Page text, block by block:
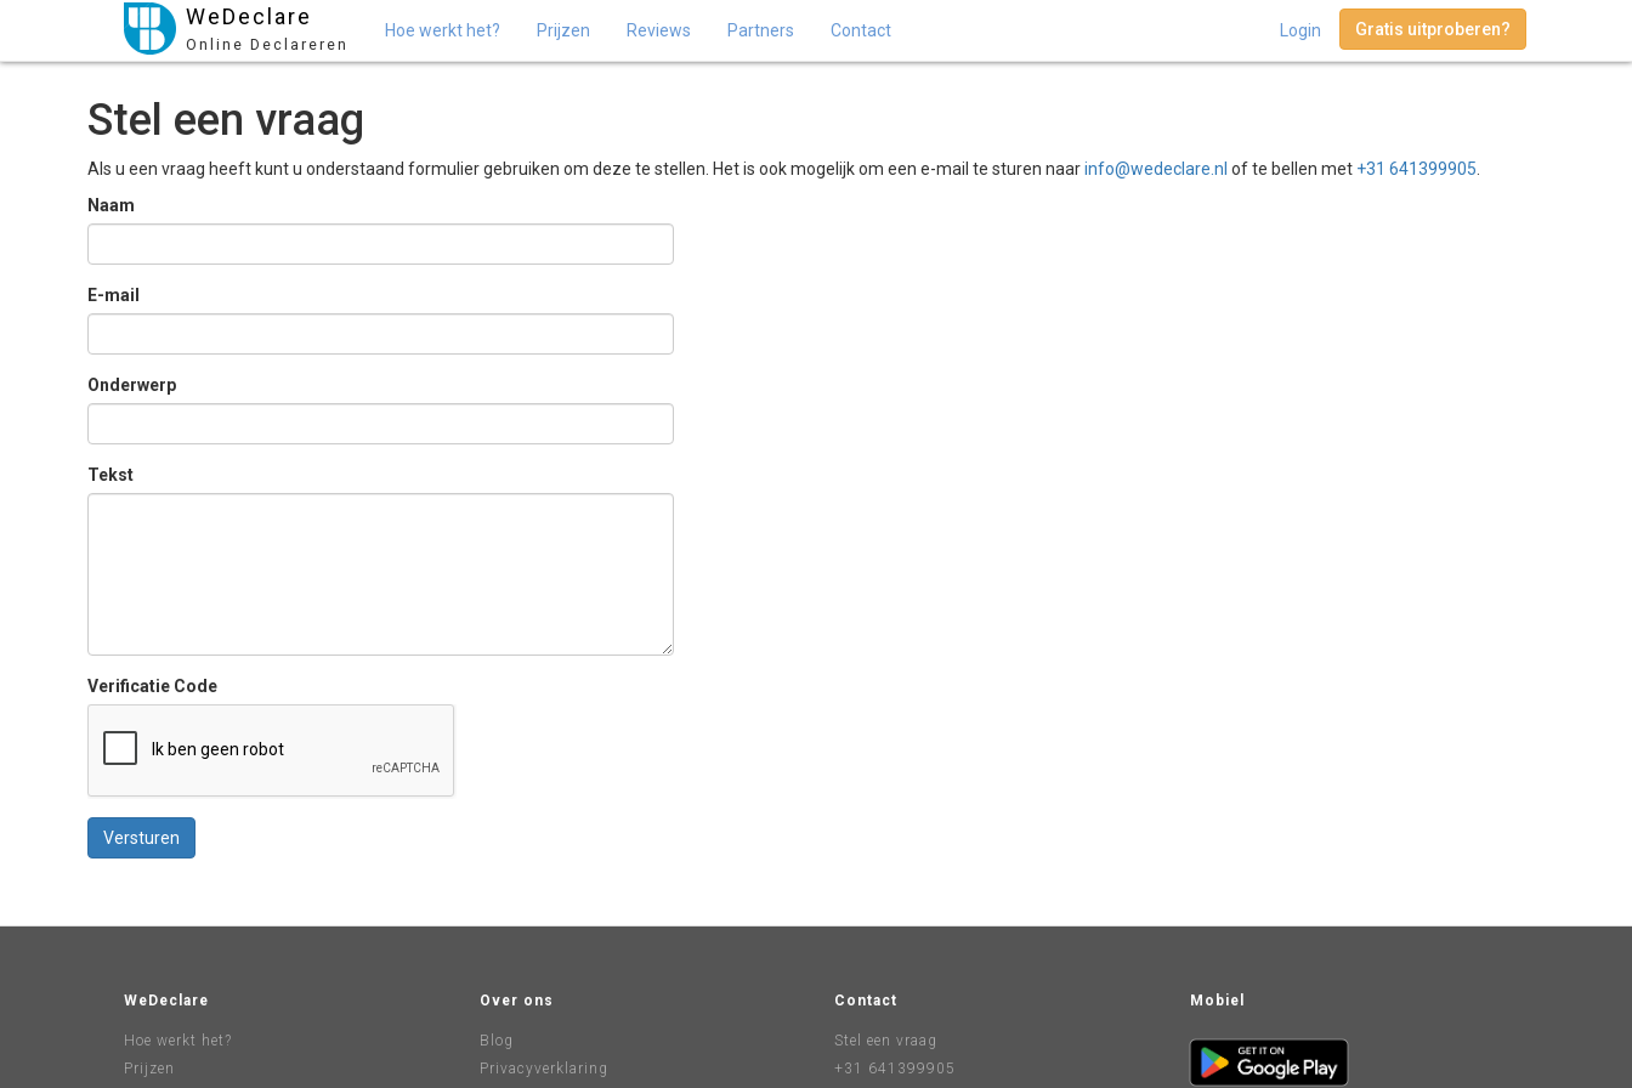
WeDeclare
Online Declareren
Hoe werkt het? Prijzen Reviews Partners Contact Login Gratis uitproberen?
Stel een vraag
Als u een vraag heeft kunt u onderstaand formulier gebruiken om deze te stellen. Het is ook mogelijk om een e-mail te sturen naarinfo@wedeclare.nl of te bellen met +31 641399905
Naam
E-mail
Onderwerp
Tekst
Verificatie Code
Versturen
WeDeclare
Hoe werkt het?
Prijzen
Over ons
Blog
Privacyverklaring
Contact
Stel een vraag
+31 641399905
Mobiel